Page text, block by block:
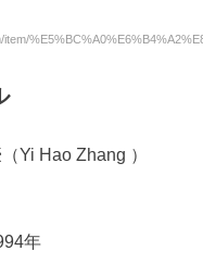
Yi Hao Zhang ）
年